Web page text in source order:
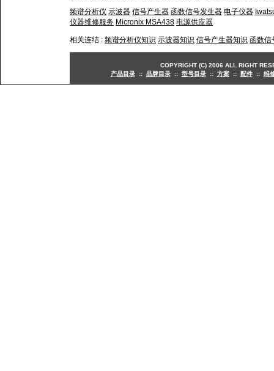
频谱分析仪 示波器 信号产生器 函数信号发生器 电子仪器
仪器维修服务 Micronix MSA438 电源供应器
相关连结 : 频谱分析仪知识 示波器知识 信号产生器知识 函数信
COPYRIGHT (C) 2006 ALL RIGHT
产品目录:: 品牌目录:: 型号目录:: 方案:: 配件:: 维